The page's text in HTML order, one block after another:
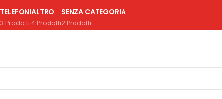
TELEFONI
3 Prodotti
ALTRO
4 Prodotti
SENZA CATEGORIA
2 Prodotti